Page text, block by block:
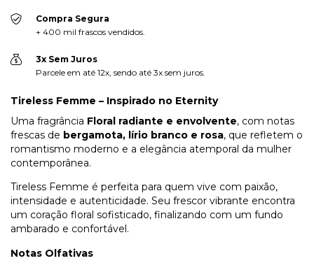
Compra Segura
+ 400 mil frascos vendidos.
3x Sem Juros
Parcele em até 12x, sendo até 3x sem juros.
Tireless Femme – Inspirado no Eternity
Uma fragrância Floral radiante e envolvente, com notas
frescas de bergamota, lírio branco e rosa, que refletem o
romantismo moderno e a elegância atemporal da mulher
contemporânea.
Tireless Femme é perfeita para quem vive com paixão,
intensidade e autenticidade. Seu frescor vibrante encontra
um coração floral sofisticado, finalizando com um fundo
ambarado e confortável.
Notas Olfativas